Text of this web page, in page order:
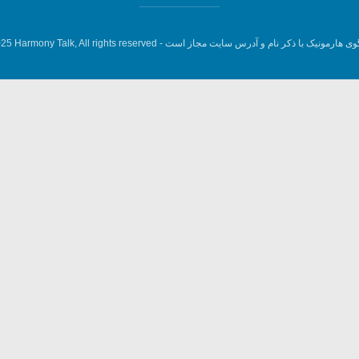
هارمونیک با ذکر نام و آدرس سایت مجاز است - Harmony Talk, All rights reserved.